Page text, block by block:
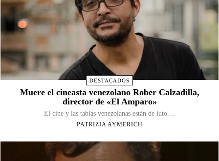
DESTACADOS
Muere el cineasta venezolano Rober Calzadilla,
director de «El Amparo»
El cine y las tablas venezolanas están de luto....
PATRIZIA AYMERICH